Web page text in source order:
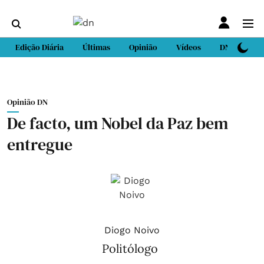
Edição Diária Últimas Opinião Vídeos DN Sport
Opinião DN
De facto, um Nobel da Paz bem
entregue
Diogo Noivo
Politólogo